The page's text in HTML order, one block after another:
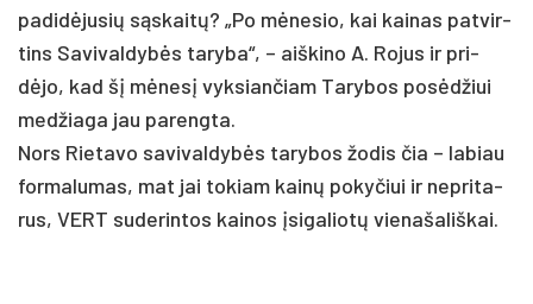
pa­didė­ju­sių sąskaitų? „Po mėne­sio, kai kai­nas pa­tvir­
tins Sa­vi­val­dybės ta­ry­ba“, – aiš­ki­no A. Ro­jus ir pri­
dėjo, kad šį mėnesį vyk­sian­čiam Ta­ry­bos po­sėdžiui
med­žia­ga jau pa­reng­ta.
Nors Rie­ta­vo sa­vi­val­dybės ta­ry­bos žo­dis čia – la­biau
for­ma­lu­mas, mat jai to­kiam kainų po­ky­čiui ir ne­pri­ta­
rus, VERT su­de­rin­tos kai­nos įsi­ga­liotų vie­na­ša­liš­kai.